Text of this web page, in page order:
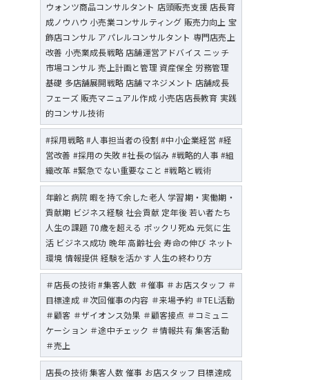
ウォンツ商品コンサルタント 店頭販売支援 店長育
成ノウハウ 小売業コンサルティング 販売力向上 宝
飾店コンサル アパレルコンサルタント 専門店売上
改善 小売業成長戦略 店舗運営アドバイス ニッチ
市場コンサル 売上計画と管理 資産保全 労務管理
基礎 多店舗展開戦略 店舗マネジメント 店舗成長
フェーズ 販売マニュアル作成 小売店店長教育 実践
的コンサル技術
#採用戦略 #人事担当者の役割 #中小企業経営 #経
営改善 #採用の失敗 #社長の悩み #戦略的人事 #組
織改革 #緊急でない重要なこと #戦略と戦術
年齢と病院 暇を持て余した老人 学習期・実働期・
貢献期 ビジネス経験 社会貢献 定年後 若い者たち
人生の課題 70歳を超える ポックリ死ぬ 元気に生
活 ビジネス成功 晩年 高齢社会 寿命の伸び ネット
環境 情報提供 経験を活かす 人生の終わり方
＃店長の技術 #集客人数 ＃催事 ＃お店スタッフ ＃
目標達成 ＃次回催事の内容 ＃来場予約 ＃TEL活動
＃顧客 ＃ザイオンス効果 ＃顧客接点 ＃コミュニ
ケーション ＃途中チェック ＃情報共有 集客活動
＃売上
店長の技術 集客人数 催事 お店スタッフ 目標達成